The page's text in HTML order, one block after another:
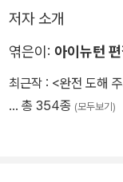
Part 2 신화로 엮는 별
저자 소개
엮은이: 아이뉴턴
최근작 : <완전 도해
… 총 354종 (모두보기)